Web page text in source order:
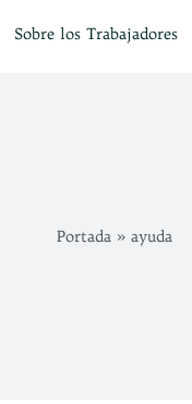
Sobre los Trabajadores
Portada » ayuda